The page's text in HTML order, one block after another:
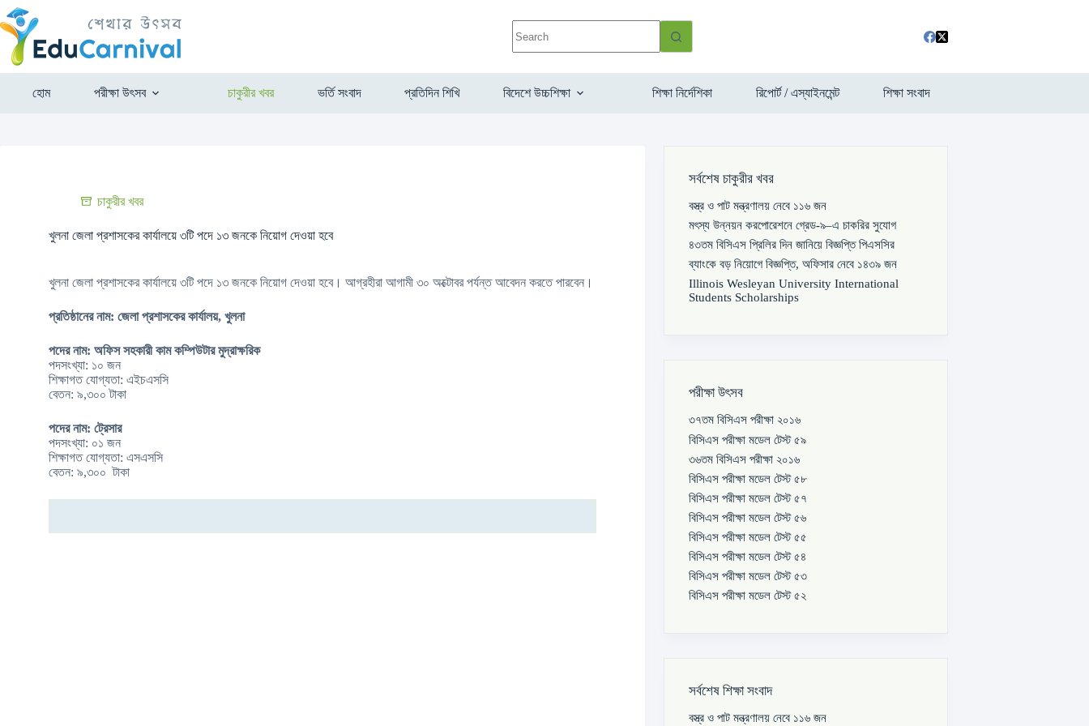
হোম পরীক্ষা উৎসব চাকুরীর খবর ভর্তি সংবাদ প্রতিদিন শিখি বিদেশে উচ্চশিক্ষা শিক্ষা নির্দেশিকা রিপোর্ট / এস্যাইনমেন্ট শিক্ষা সংবাদ
চাকুরীর খবর
খুলনা জেলা প্রশাসকের কার্যালয়ে ৩টি পদে ১৩ জনকে নিয়োগ দেওয়া হবে
খুলনা জেলা প্রশাসকের কার্যালয়ে ৩টি পদে ১৩ জনকে নিয়োগ দেওয়া হবে। আগ্রহীরা আগামী ৩০ অক্টোবর পর্যন্ত আবেদন করতে পারবেন।
প্রতিষ্ঠানের নাম: জেলা প্রশাসকের কার্যালয়, খুলনা
পদের নাম: অফিস সহকারী কাম কম্পিউটার মুদ্রাক্ষরিক
পদসংখ্যা: ১০ জন
শিক্ষাগত যোগ্যতা: এইচএসসি
বেতন: ৯,৩০০ টাকা
পদের নাম: ট্রেসার
পদসংখ্যা: ০১ জন
শিক্ষাগত যোগ্যতা: এসএসসি
বেতন: ৯,৩০০ টাকা
সর্বশেষ চাকুরীর খবর
বস্ত্র ও পাট মন্ত্রণালয় নেবে ১১৬ জন
মৎস্য উন্নয়ন করপোরেশনে গ্রেড-৯–এ চাকরির সুযোগ
৪৩তম বিসিএস প্রিলির দিন জানিয়ে বিজ্ঞপ্তি পিএসসির
ব্যাংকে বড় নিয়োগে বিজ্ঞপ্তি, অফিসার নেবে ১৪৩৯ জন
Illinois Wesleyan University International
Students Scholarships
পরীক্ষা উৎসব
৩৭তম বিসিএস পরীক্ষা ২০১৬
বিসিএস পরীক্ষা মডেল টেস্ট ৫৯
৩৬তম বিসিএস পরীক্ষা ২০১৬
বিসিএস পরীক্ষা মডেল টেস্ট ৫৮
বিসিএস পরীক্ষা মডেল টেস্ট ৫৭
বিসিএস পরীক্ষা মডেল টেস্ট ৫৬
বিসিএস পরীক্ষা মডেল টেস্ট ৫৫
বিসিএস পরীক্ষা মডেল টেস্ট ৫৪
বিসিএস পরীক্ষা মডেল টেস্ট ৫৩
বিসিএস পরীক্ষা মডেল টেস্ট ৫২
সর্বশেষ শিক্ষা সংবাদ
বস্ত্র ও পাট মন্ত্রণালয় নেবে ১১৬ জন